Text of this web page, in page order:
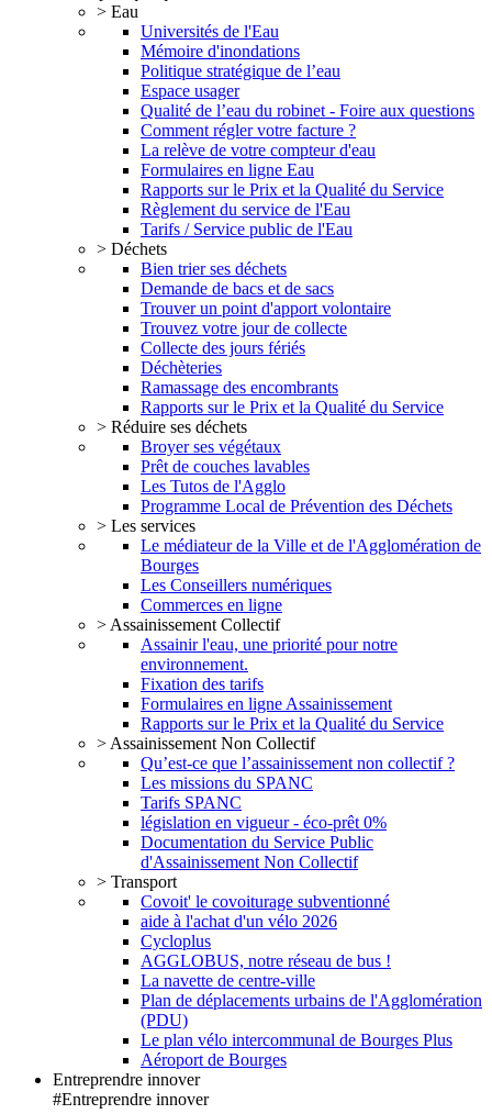
> Eau
Universités de l'Eau
Mémoire d'inondations
Politique stratégique de l’eau
Espace usager
Qualité de l’eau du robinet - Foire aux questions
Comment régler votre facture ?
La relève de votre compteur d'eau
Formulaires en ligne Eau
Rapports sur le Prix et la Qualité du Service
Règlement du service de l'Eau
Tarifs / Service public de l'Eau
> Déchets
Bien trier ses déchets
Demande de bacs et de sacs
Trouver un point d'apport volontaire
Trouvez votre jour de collecte
Collecte des jours fériés
Déchèteries
Ramassage des encombrants
Rapports sur le Prix et la Qualité du Service
> Réduire ses déchets
Broyer ses végétaux
Prêt de couches lavables
Les Tutos de l'Agglo
Programme Local de Prévention des Déchets
> Les services
Le médiateur de la Ville et de l'Agglomération de
Bourges
Les Conseillers numériques
Commerces en ligne
> Assainissement Collectif
Assainir l'eau, une priorité pour notre
environnement.
Fixation des tarifs
Formulaires en ligne Assainissement
Rapports sur le Prix et la Qualité du Service
> Assainissement Non Collectif
Qu’est-ce que l’assainissement non collectif ?
Les missions du SPANC
Tarifs SPANC
législation en vigueur - éco-prêt 0%
Documentation du Service Public
d'Assainissement Non Collectif
> Transport
Covoit' le covoiturage subventionné
aide à l'achat d'un vélo 2026
Cycloplus
AGGLOBUS, notre réseau de bus !
La navette de centre-ville
Plan de déplacements urbains de l'Agglomération
(PDU)
Le plan vélo intercommunal de Bourges Plus
Aéroport de Bourges
Entreprendre innover
#Entreprendre innover